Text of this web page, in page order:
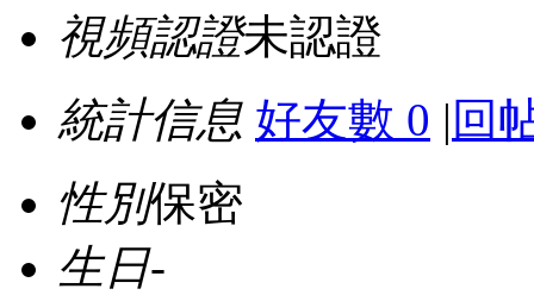
視頻認證未認證
統計信息 好友數 0 | 回
性別保密
生日-